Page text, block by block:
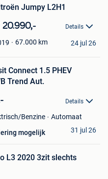
Jumpy L2H1
Details
67.000 km 24 jul 26
Connect 1.5 PHEV
Trend Aut.
Details
Benzine Automaat
mogelijk 31 jul 26
3zit slechts